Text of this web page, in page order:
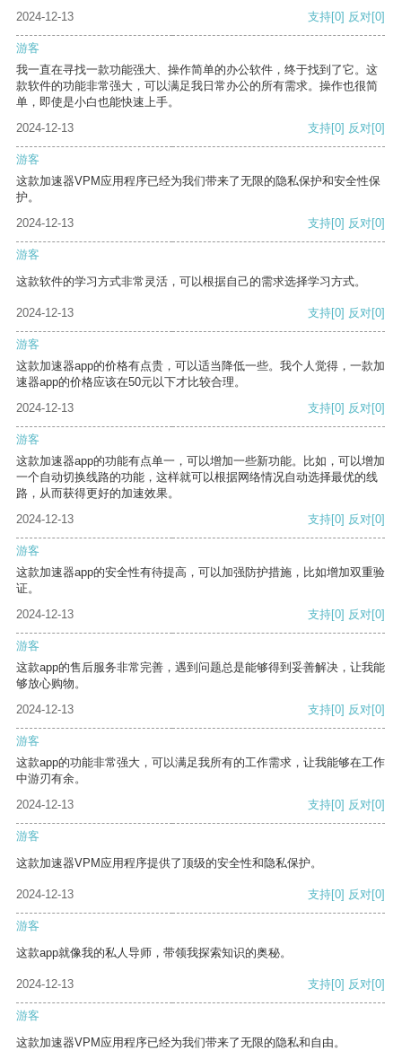
2024-12-13 支持[0] 反对[0]
游客
我一直在寻找一款功能强大、操作简单的办公软件，终于找到了它。这
款软件的功能非常强大，可以满足我日常办公的所有需求。操作也很简
单，即使是小白也能快速上手。
2024-12-13
支持[0] 反对[0]
游客
这款加速器VPM应用程序已经为我们带来了无限的隐私保护和安全性保
护。
2024-12-13
支持[0] 反对[0]
游客
这款软件的学习方式非常灵活，可以根据自己的需求选择学习方式。
2024-12-13 支持[0] 反对[0]
游客
这款加速器app的价格有点贵，可以适当降低一些。我个人觉得，一款加
速器app的价格应该在50元以下才比较合理。
2024-12-13
支持[0] 反对[0]
游客
这款加速器app的功能有点单一，可以增加一些新功能。比如，可以增加
一个自动切换线路的功能，这样就可以根据网络情况自动选择最优的线
路，从而获得更好的加速效果。
2024-12-13
支持[0] 反对[0]
游客
这款加速器app的安全性有待提高，可以加强防护措施，比如增加双重验
证。
2024-12-13
支持[0] 反对[0]
游客
这款app的售后服务非常完善，遇到问题总是能够得到妥善解决，让我能
够放心购物。
2024-12-13
支持[0] 反对[0]
游客
这款app的功能非常强大，可以满足我所有的工作需求，让我能够在工作
中游刃有余。
2024-12-13
支持[0] 反对[0]
游客
这款加速器VPM应用程序提供了顶级的安全性和隐私保护。
2024-12-13 支持[0] 反对[0]
游客
这款app就像我的私人导师，带领我探索知识的奥秘。
2024-12-13 支持[0] 反对[0]
游客
这款加速器VPM应用程序已经为我们带来了无限的隐私和自由。